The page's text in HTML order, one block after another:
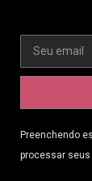
Preenchendo
processar